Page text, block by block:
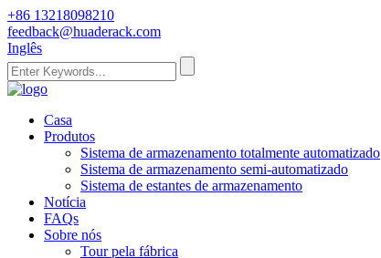
+86 13218098210
feedback@huaderack.com
Inglês
Casa
Produtos
Sistema de armazenamento totalmente automatizado
Sistema de armazenamento semi-automatizado
Sistema de estantes de armazenamento
Notícia
FAQs
Sobre nós
Tour pela fábrica